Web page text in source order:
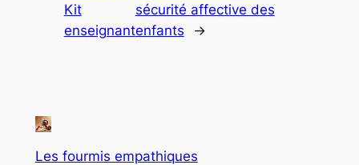
Kit
enseignant
sécurité affective des
enfants
→
Les fourmis empathiques